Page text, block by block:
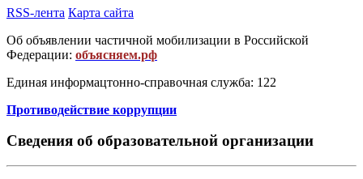
RSS-лента Карта сайта
Об объявлении частичной мобилизации в Российской
Федерации: объясняем.рф
Единая информацтонно-справочная служба: 122
Противодействие коррупции
Сведения об образовательной организации